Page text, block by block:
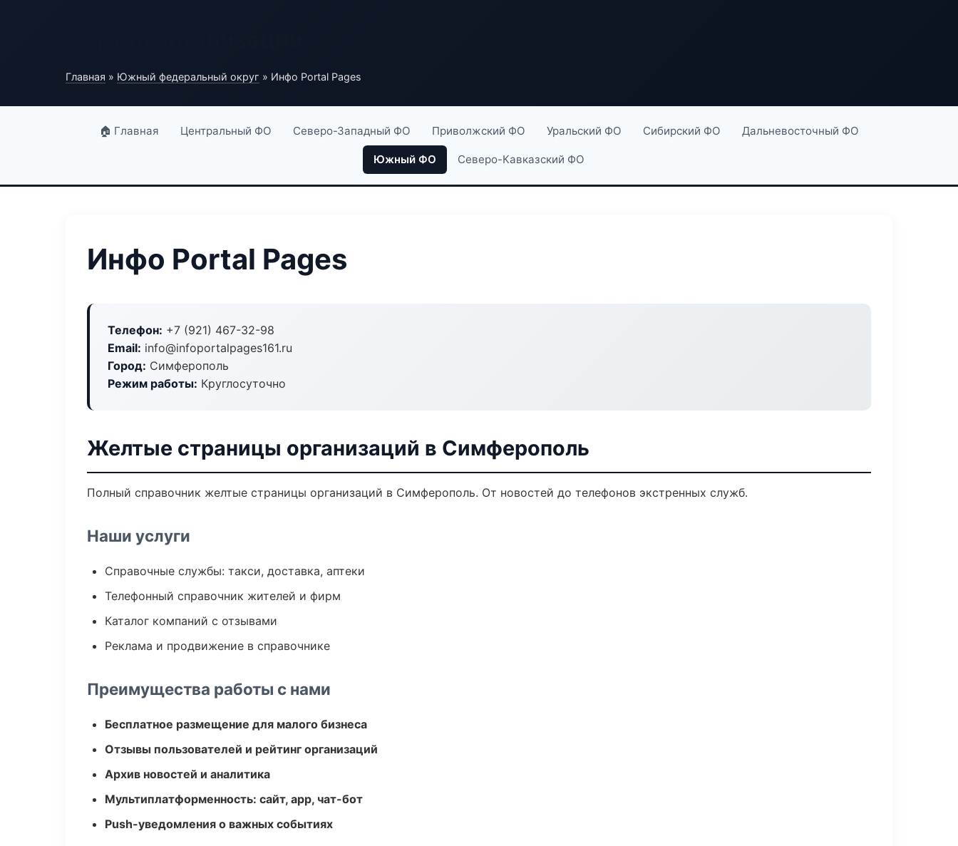
Главная » Южный федеральный округ » Инфо Portal Pages
🏠 Главная Центральный ФО Северо-Западный ФО Приволжский ФО Уральский ФО Сибирский ФО Дальневосточный ФО
Южный ФО Северо-Кавказский ФО
Инфо Portal Pages
Телефон: +7 (921) 467-32-98
Email: info@infoportalpages161.ru
Город: Симферополь
Режим работы: Круглосуточно
Желтые страницы организаций в Симферополь
Полный справочник желтые страницы организаций в Симферополь. От новостей до телефонов экстренных служб.
Наши услуги
Справочные службы: такси, доставка, аптеки
Телефонный справочник жителей и фирм
Каталог компаний с отзывами
Реклама и продвижение в справочнике
Преимущества работы с нами
Бесплатное размещение для малого бизнеса
Отзывы пользователей и рейтинг организаций
Архив новостей и аналитика
Мультиплатформенность: сайт, app, чат-бот
Push-уведомления о важных событиях